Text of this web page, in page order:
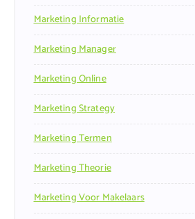
Marketing Informatie
Marketing Manager
Marketing Online
Marketing Strategy
Marketing Termen
Marketing Theorie
Marketing Voor Makelaars